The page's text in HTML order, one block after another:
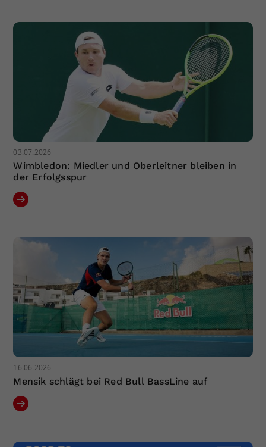
03.07.2026
Wimbledon: Miedler und Oberleitner bleiben in
der Erfolgsspur
16.06.2026
Mensík schlägt bei Red Bull BassLine auf
zufällig generierte ID, für die
historische Speicherung Ihrer
vorgenommen Einstellungen, falls der
Webseiten-Betreiber dies eingestellt
hat.